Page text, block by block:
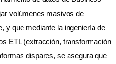
volúmenes masivos de
y que mediante la ingeniería de
ETL (extracción, transformación
dispares, se asegura que